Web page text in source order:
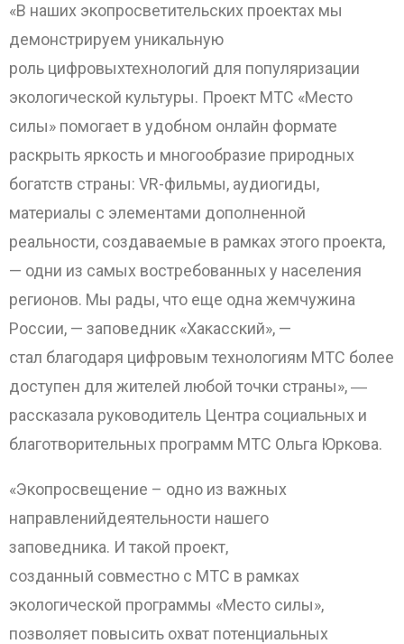
«В наших экопросветительских проектах мы
демонстрируем уникальную
роль цифровыхтехнологий для популяризации
экологической культуры. Проект МТС «Место
силы» помогает в удобном онлайн формате
раскрыть яркость и многообразие природных
богатств страны: VR-фильмы, аудиогиды,
материалы с элементами дополненной
реальности, создаваемые в рамках этого проекта,
— одни из самых востребованных у населения
регионов. Мы рады, что еще одна жемчужина
России, — заповедник «Хакасский», —
стал благодаря цифровым технологиям МТС более
доступен для жителей любой точки страны», ―
рассказала руководитель Центра социальных и
благотворительных программ МТС Ольга Юркова.
«Экопросвещение – одно из важных
направленийдеятельности нашего
заповедника. И такой проект,
созданный совместно с МТС в рамках
экологической программы «Место силы»,
позволяет повысить охват потенциальных
ОТПРАВИТЬ